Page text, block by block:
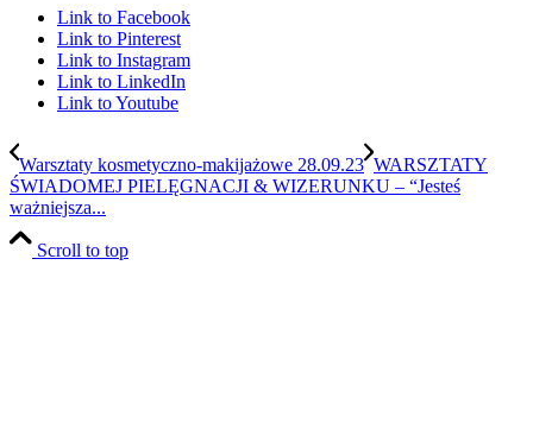
Link to Facebook
Link to Pinterest
Link to Instagram
Link to LinkedIn
Link to Youtube
Warsztaty kosmetyczno-makijażowe 28.09.23 WARSZTATY
ŚWIADOMEJ PIELĘGNACJI & WIZERUNKU – “Jesteś
ważniejsza...
Scroll to top